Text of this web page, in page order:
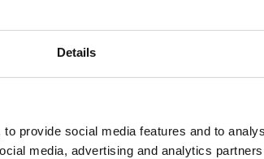
Details
provide social media features and to
media, advertising and analytics